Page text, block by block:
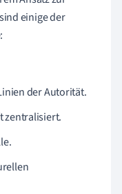
einige der
der Autorität.
zentralisiert.